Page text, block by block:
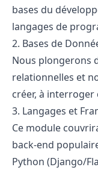
bases du
langages de
2. Bases de
Nous plongerons
relationnelles et
créer, à interroger
3. Langages et
Ce module
back-end
Python (Django/